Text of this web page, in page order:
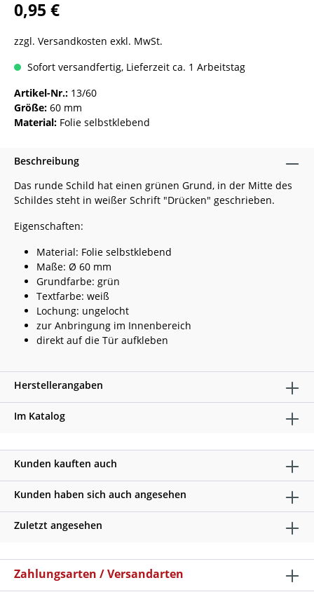
0,95 €
zzgl. Versandkosten exkl. MwSt.
Sofort versandfertig, Lieferzeit ca. 1 Arbeitstag
Artikel-Nr.: 13/60
Größe: 60 mm
Material: Folie selbstklebend
Beschreibung
Das runde Schild hat einen grünen Grund, in der Mitte des
Schildes steht in weißer Schrift "Drücken" geschrieben.
Eigenschaften:
Material: Folie selbstklebend
Maße: Ø 60 mm
Grundfarbe: grün
Textfarbe: weiß
Lochung: ungelocht
zur Anbringung im Innenbereich
direkt auf die Tür aufkleben
Herstellerangaben
Im Katalog
Kunden kauften auch
Kunden haben sich auch angesehen
Zuletzt angesehen
Zahlungsarten / Versandarten